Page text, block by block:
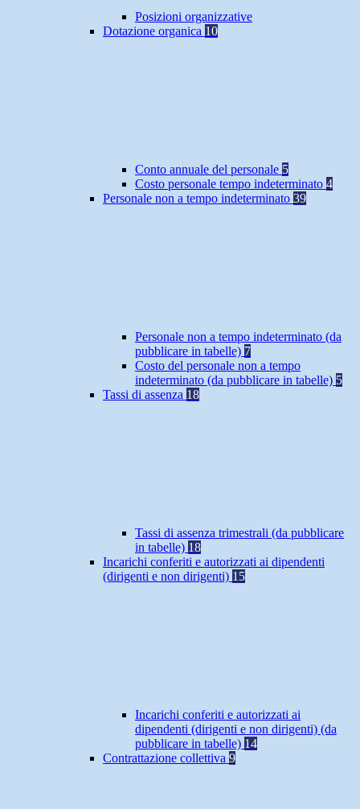
Posizioni organizzative
Dotazione organica 10
Conto annuale del personale 5
Costo personale tempo indeterminato 4
Personale non a tempo indeterminato 39
Personale non a tempo indeterminato (da
pubblicare in tabelle) 7
Costo del personale non a tempo
indeterminato (da pubblicare in tabelle) 5
Tassi di assenza 18
Tassi di assenza trimestrali (da pubblicare
in tabelle) 18
Incarichi conferiti e autorizzati ai dipendenti
(dirigenti e non dirigenti) 15
Incarichi conferiti e autorizzati ai
dipendenti (dirigenti e non dirigenti) (da
pubblicare in tabelle) 14
Contrattazione collettiva 9